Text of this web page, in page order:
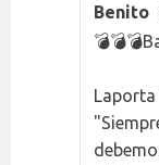
Benito
Laporta